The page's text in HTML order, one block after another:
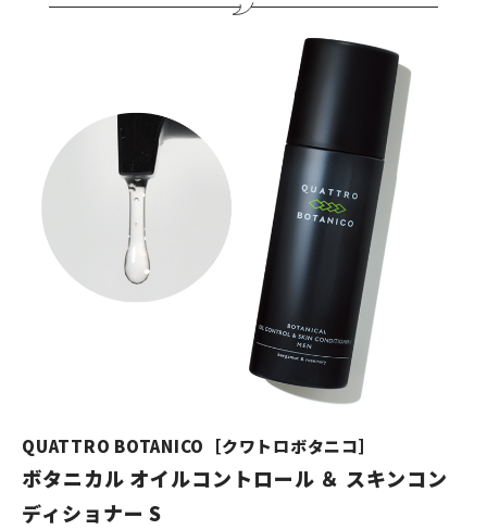
QUATTRO BOTANICO［クワトロボタニコ］
ボタニカル オイルコントロール ＆ スキンコン
ディショナー S